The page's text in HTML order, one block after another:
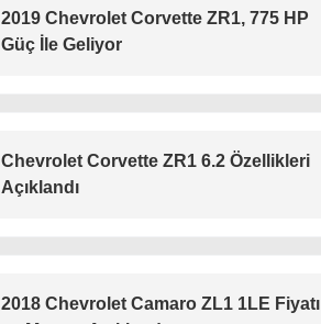
2019 Chevrolet Corvette ZR1, 775 HP
Güç İle Geliyor
Chevrolet Corvette ZR1 6.2 Özellikleri
Açıklandı
2018 Chevrolet Camaro ZL1 1LE Fiyatı